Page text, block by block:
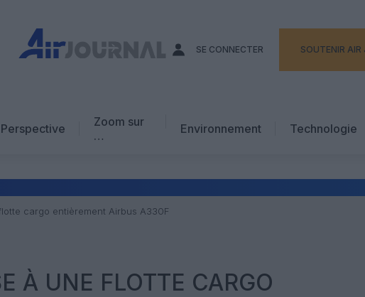
SE CONNECTER SOUTENIR AIR
Perspective
Zoom sur
…
Avis d’expert
Environnement Technologie
cargo entièrement Airbus A330F
À UNE FLOTTE CARGO